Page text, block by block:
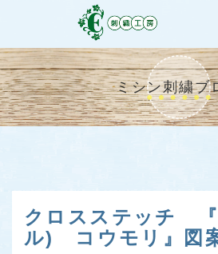
ミシン刺繍ブ
クロスステッチ
ル) コウモリ』図